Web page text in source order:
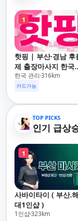
1
핫핑 | 부산·경남 후
제 출장마사지 한국
관리사
한국 관리 316km
카드가능
TOP PICKS
인기 급상
1
사바이타이 ( 부산.
대1인샵 )
1인샵323km